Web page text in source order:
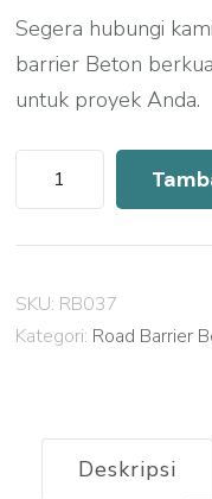
Segera hubungi
barrier Beton
untuk proyek Anda.
Kuantitas
Harga
Road
Beton
Boyolali
SKU: RB037
Kategori: Road Barrier
Deskripsi